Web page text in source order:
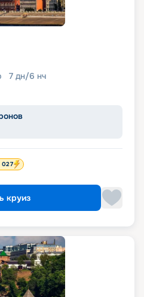
7 дн/6 нч
027
круиз